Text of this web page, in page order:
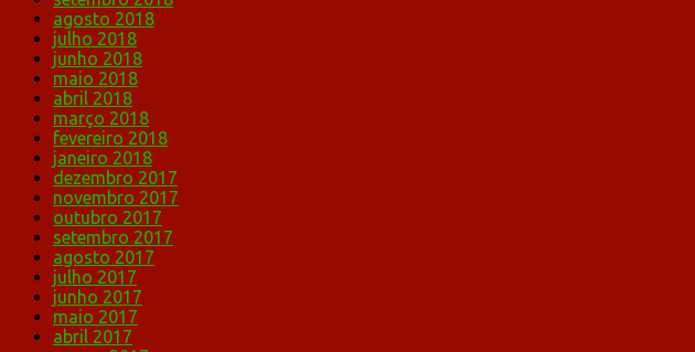
agosto 2018
julho 2018
junho 2018
maio 2018
abril 2018
março 2018
fevereiro 2018
janeiro 2018
dezembro 2017
novembro 2017
outubro 2017
setembro 2017
agosto 2017
julho 2017
junho 2017
maio 2017
abril 2017